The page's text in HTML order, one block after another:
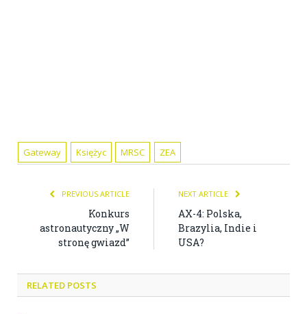
Gateway Księżyc MRSC ZEA
PREVIOUS ARTICLE
Konkurs
astronautyczny „W
stronę gwiazd”
NEXT ARTICLE
AX-4: Polska,
Brazylia, Indie i
USA?
RELATED POSTS